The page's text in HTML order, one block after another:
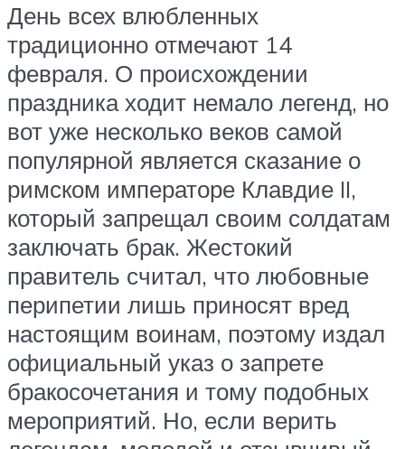
День всех влюбленных
традиционно отмечают 14
февраля. О происхождении
праздника ходит немало легенд, но
вот уже несколько веков самой
популярной является сказание о
римском императоре Клавдие II,
который запрещал своим солдатам
заключать брак. Жестокий
правитель считал, что любовные
перипетии лишь приносят вред
настоящим воинам, поэтому издал
официальный указ о запрете
бракосочетания и тому подобных
мероприятий. Но, если верить